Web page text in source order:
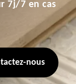
7j/7 en cas
nous